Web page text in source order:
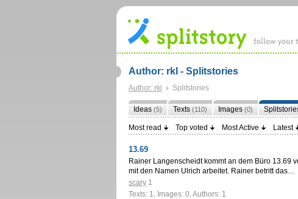
Author: rkl - Splitstories
Author: rkl Splitstories
Ideas (5) Texts (110) Images (0)
Most read Top voted Most Active Latest
13.69
Rainer Langenscheidt kommt an dem Büro 13.69
mit den Namen Ulrich arbeitet. Rainer betritt das…
scary 1
Texts: 1, Images: 0, Authors: 1